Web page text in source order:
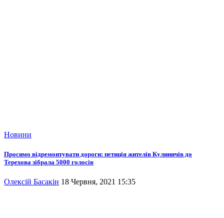
Новини
Просимо відремонтувати дороги: петиція жителів Кулиничів до
Терехова зібрала 5000 голосів
Олексій Басакін 18 Червня, 2021 15:35